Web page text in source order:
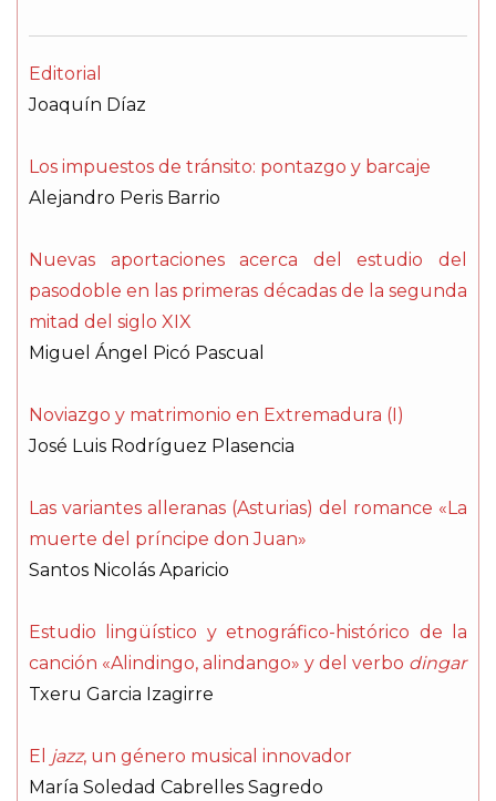
Editorial
Joaquín Díaz
Los impuestos de tránsito: pontazgo y barcaje
Alejandro Peris Barrio
Nuevas aportaciones acerca del estudio del
pasodoble en las primeras décadas de la segunda
mitad del siglo XIX
Miguel Ángel Picó Pascual
Noviazgo y matrimonio en Extremadura (I)
José Luis Rodríguez Plasencia
Las variantes alleranas (Asturias) del romance «La
muerte del príncipe don Juan»
Santos Nicolás Aparicio
Estudio lingüístico y etnográfico-histórico de la
canción «Alindingo, alindango» y del verbo dingar
Txeru Garcia Izagirre
El jazz, un género musical innovador
María Soledad Cabrelles Sagredo